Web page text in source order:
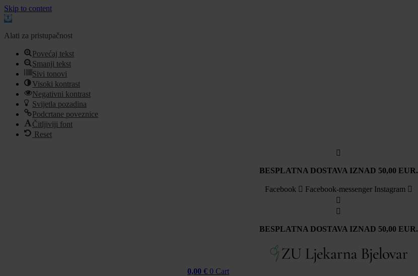
Skip to content
Open
Alati za pristupačnost
Povećaj tekst
Smanji tekst
Sivi tonovi
Visoki kontrast
Negativni kontrast
Svijetla pozadina
Podcrtane poveznice
Čitljiviji font
Reset
BESPLATNA DOSTAVA IZNAD 50,00 EUR.
Facebook Facebook-messenger Instagram
BESPLATNA DOSTAVA IZNAD 50,00 EUR.
0,00 € 0 Cart